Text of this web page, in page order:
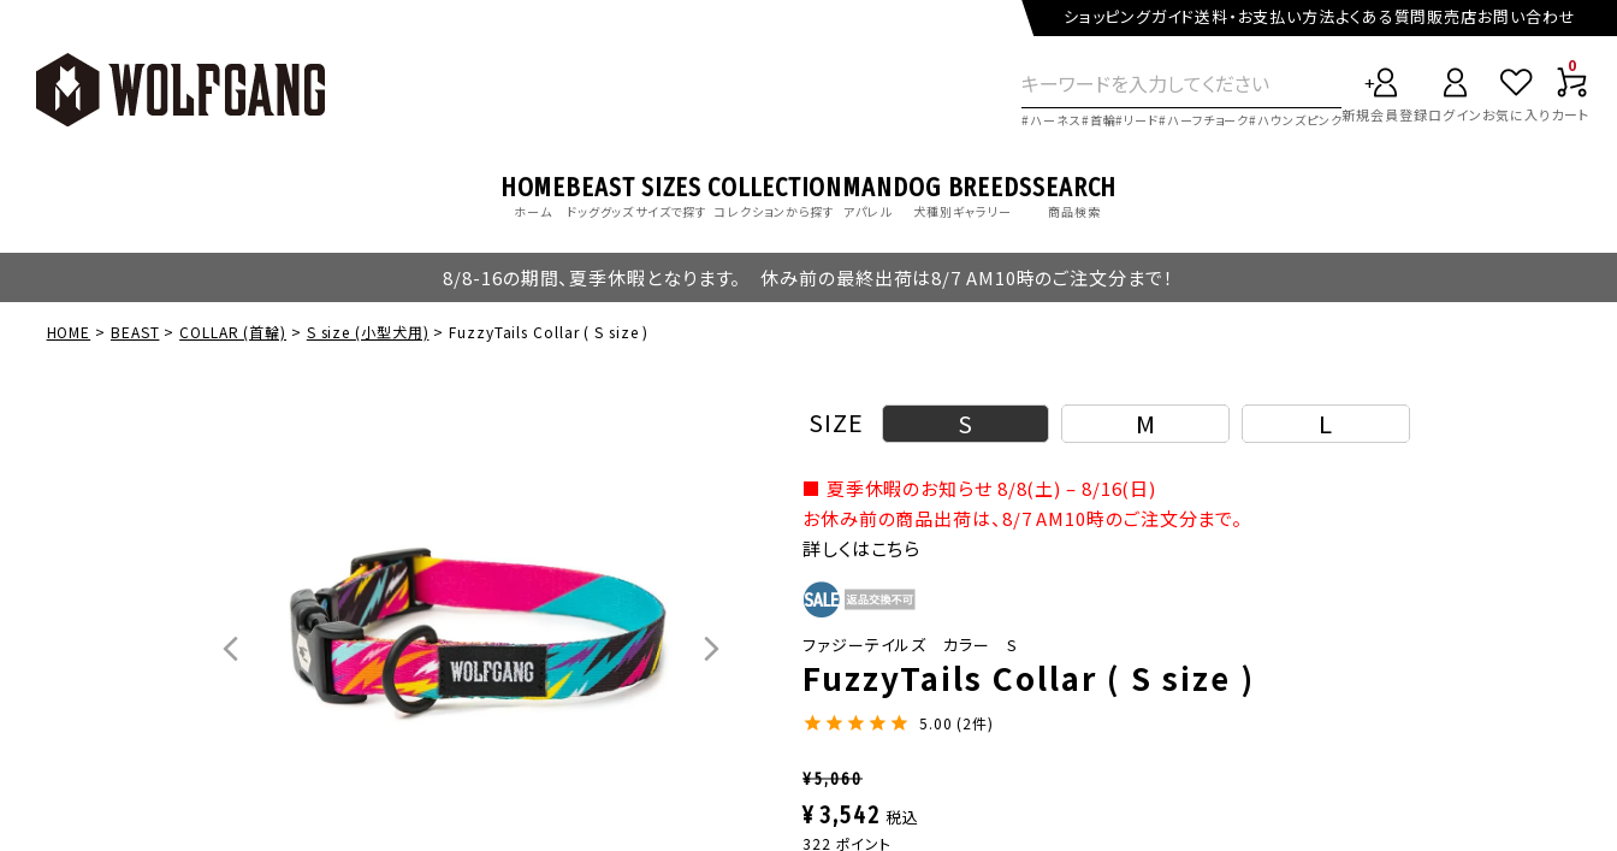
ショッピングガイド送料・お支払い方法よくある質問販売店お問い合わせ
ハーネス 首輪 リード ハーフチョーク ハウンズピンク新規会員登録ログインお気に入り
0
カート
HOME
ホーム
BEAST
ドッググッズ
SIZES
サイズで探す
COLLECTION
コレクションから探す
MAN
アパレル
DOG BREEDS
犬種別ギャラリー
SEARCH
商品検索
8/8-16の期間、夏季休暇となります。 休み前の最終出荷は8/7 AM10時のご注文分まで！
HOME BEAST COLLAR (首輪) S size (小型犬用) FuzzyTails Collar ( S size )
SIZE S M L
■ 夏季休暇のお知らせ 8/8(土) – 8/16(日)
お休み前の商品出荷は、8/7 AM10時のご注文分まで。
詳しくはこちら
ファジーテイルズ カラー S
FuzzyTails Collar ( S size )
5.00 2
¥5,060
¥ 3,542 税込
322 ポイント